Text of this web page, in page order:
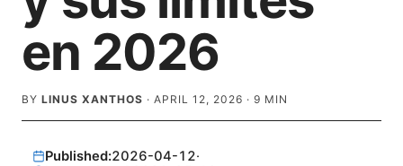
en 2026
BY LINUS XANTHOS · APRIL 12, 2026 · 9 MIN
Published:2026-04-12·